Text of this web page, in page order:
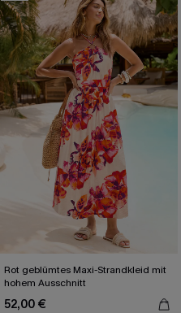
Rot geblümtes Maxi-Strandkleid mit
hohem Ausschnitt
52,00 €